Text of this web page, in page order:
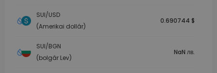
SUI/USD
(Amerikai dollár)
0.690744 $
SUI/BGN
(bolgár Lev)
NaN лв.